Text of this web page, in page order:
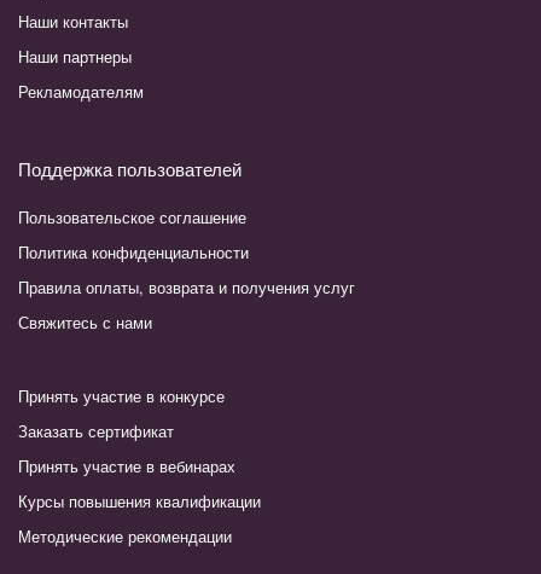
Наши контакты
Наши партнеры
Рекламодателям
Поддержка пользователей
Пользовательское соглашение
Политика конфиденциальности
Правила оплаты, возврата и получения услуг
Свяжитесь с нами
Принять участие в конкурсе
Заказать сертификат
Принять участие в вебинарах
Курсы повышения квалификации
Методические рекомендации